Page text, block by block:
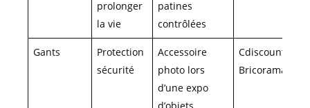
prolonger
la vie
patines
contrôlées
Gants
Protection
sécurité
Accessoire
photo lors
d’une expo
Cdiscount,
Bricorama